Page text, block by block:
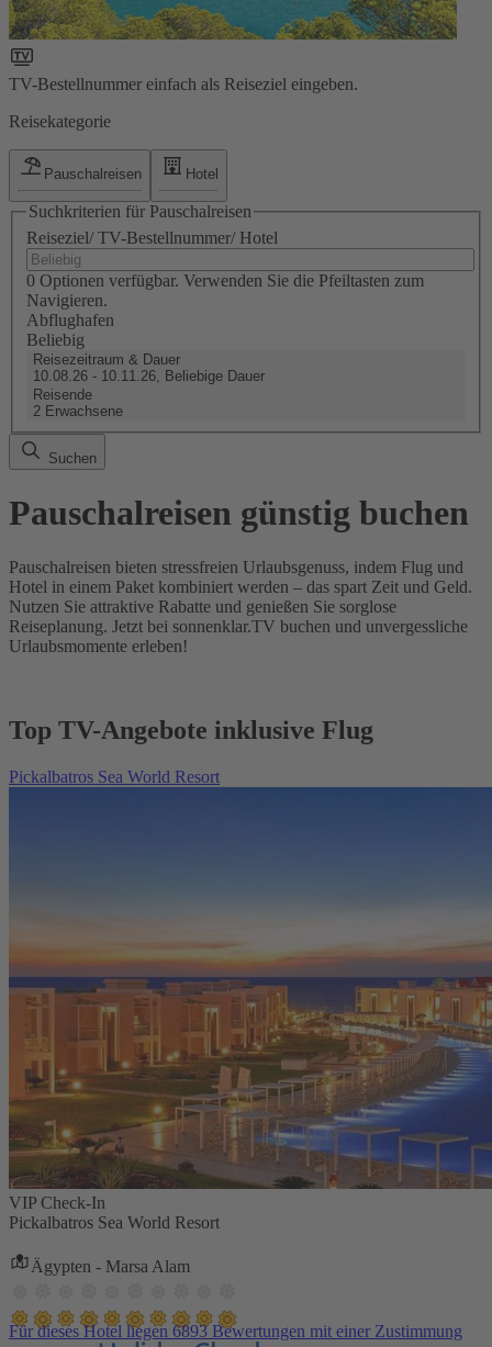
TV-Bestellnummer einfach als Reiseziel eingeben.
Reisekategorie
Pauschalreisen Hotel
Suchkriterien für Pauschalreisen
Reiseziel/ TV-Bestellnummer/ Hotel
0 Optionen verfügbar. Verwenden Sie die Pfeiltasten zum
Navigieren.
Abflughafen
Beliebig
Reisezeitraum & Dauer
10.08.26 - 10.11.26, Beliebige Dauer
Reisende
2 Erwachsene
Suchen
Pauschalreisen günstig buchen
Pauschalreisen bieten stressfreien Urlaubsgenuss, indem Flug und
Hotel in einem Paket kombiniert werden – das spart Zeit und Geld.
Nutzen Sie attraktive Rabatte und genießen Sie sorglose
Reiseplanung. Jetzt bei sonnenklar.TV buchen und unvergessliche
Urlaubsmomente erleben!
Top TV-Angebote inklusive Flug
Pickalbatros Sea World Resort
VIP Check-In
Pickalbatros Sea World Resort
Ägypten - Marsa Alam
Für dieses Hotel liegen 6893 Bewertungen mit einer Zustimmung